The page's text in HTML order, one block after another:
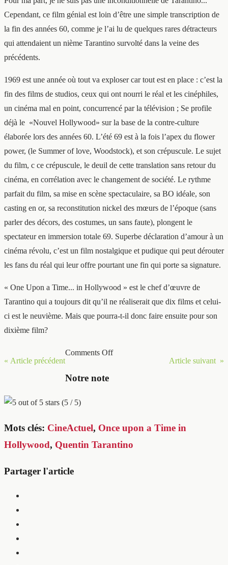
Cependant, ce film génial est loin d’être une simple transcription de
la fin des années 60, comme je l’ai lu de quelques rares détracteurs
qui attendaient un nième Tarantino survolté dans la veine des
précédents.
1969 est une année où tout va exploser car tout est en place : c’est la
fin des films de studios, ceux qui ont nourri le réal et les cinéphiles,
un cinéma mal en point, concurrencé par la télévision ; Se profile
déjà le «Nouvel Hollywood» sur la base de la contre-culture
élaborée lors des années 60. L’été 69 est à la fois l’apex du flower
power, (le Summer of love, Woodstock), et son crépuscule. Le sujet
du film, c ce crépuscule, le deuil de cette translation sans retour du
cinéma, en corrélation avec le changement de société. Le rythme
parfait du film, sa mise en scène spectaculaire, sa BO idéale, son
casting en or, sa reconstitution nickel des mœurs de l’époque (sans
parler des décors, des costumes, un sans faute), plongent le
spectateur en immersion totale 69. Superbe déclaration d’amour à un
cinéma révolu, c’est un film nostalgique et pudique qui peut dérouter
les fans du réal qui leur offre pourtant une fin qui porte sa signature.
« One Upon a Time... in Hollywood » est le chef d’œuvre de
Tarantino qui a toujours dit qu’il ne réaliserait que dix films et celui-
ci est le neuvième. Mais que pourra-t-il donc faire ensuite pour son
dixième film?
« Article précédent Article suivant »
Comments Off
Notre note
(5 / 5)
Mots clés: CineActuel, Once upon a Time in
Hollywood, Quentin Tarantino
Partager l'article